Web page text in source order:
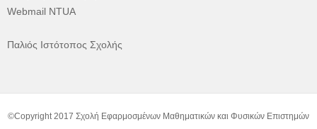
Webmail NTUA
Παλιός Ιστότοπος Σχολής
©Copyright 2017 Σχολή Εφαρμοσμένων Μαθηματικών και Φυσικών Επιστημών